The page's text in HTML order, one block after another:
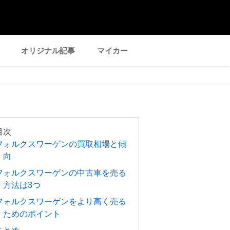
オリジナル記事 マイカー
次
ォルクスワーゲンの買取相場と傾
向
ォルクスワーゲンの中古車を売る
方法は3つ
ォルクスワーゲンをより高く売る
ためのポイント